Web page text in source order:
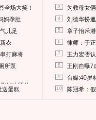
全场大笑！
妈孕肚
儿足
衣
打麻将
所泵
掉这照片
送蛋糕
3 为救母女
4 刘德华扮
5 章子怡斥
6 律师：于
7 王力宏否
8 王刚自曝7
9 台媒:40岁
10 陈冠希：